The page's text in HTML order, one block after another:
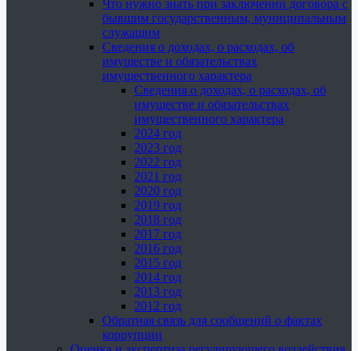
Что нужно знать при заключении договора с
бывшим государственным, муниципальным
служащим
Сведения о доходах, о расходах, об
имуществе и обязательствах
имущественного характера
Сведения о доходах, о расходах, об
имуществе и обязательствах
имущественного характера
2024 год
2023 год
2022 год
2021 год
2020 год
2019 год
2018 год
2017 год
2016 год
2015 год
2014 год
2013 год
2012 год
Обратная связь для сообщений о фактах
коррупции